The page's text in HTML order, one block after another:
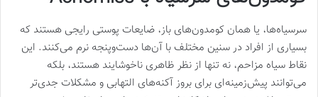
سرسیاه‌ها، یا همان کومدون‌های باز، ضایعات پوستی رایجی هستند که
بسیاری از افراد در سنین مختلف با آن‌ها دست‌وپنجه نرم می‌کنند. این
نقاط سیاه مزاحم، نه تنها از نظر ظاهری ناخوشایند هستند، بلکه
می‌توانند پیش‌زمینه‌ای برای بروز آکنه‌های التهابی و مشکلات جدی‌تر